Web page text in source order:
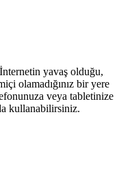
yavaş olduğu,
olamadığınız bir yere
veya tabletinize
kullanabilirsiniz.